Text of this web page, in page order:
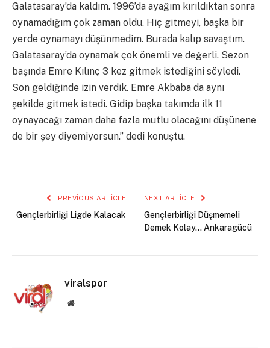
Galatasaray’da kaldım. 1996’da ayağım kırıldıktan sonra
oynamadığım çok zaman oldu. Hiç gitmeyi, başka bir
yerde oynamayı düşünmedim. Burada kalıp savaştım.
Galatasaray’da oynamak çok önemli ve değerli. Sezon
başında Emre Kılınç 3 kez gitmek istediğini söyledi.
Son geldiğinde izin verdik. Emre Akbaba da aynı
şekilde gitmek istedi. Gidip başka takımda ilk 11
oynayacağı zaman daha fazla mutlu olacağını düşünene
de bir şey diyemiyorsun.” dedi konuştu.
PREVIOUS ARTICLE
Gençlerbirliği Ligde Kalacak
NEXT ARTICLE
Gençlerbirliği Düşmemeli
Demek Kolay… Ankaragücü
viralspor
Website